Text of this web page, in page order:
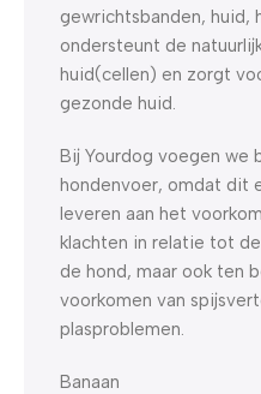
gewrichtsbanden, huid,
ondersteunt de
huid(cellen) en zorgt
gezonde huid.
Bij Yourdog voegen we
hondenvoer, omdat dit
leveren aan het
klachten in relatie tot
de hond, maar ook ten
voorkomen van
plasproblemen.
Banaan